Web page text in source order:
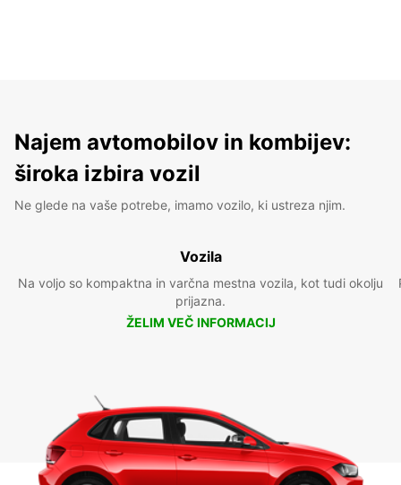
Najem avtomobilov in kombijev:
široka izbira vozil
Ne glede na vaše potrebe, imamo vozilo, ki ustreza njim.
Vozila
Na voljo so kompaktna in varčna mestna vozila, kot tudi okolju
prijazna.
ŽELIM VEČ INFORMACIJ